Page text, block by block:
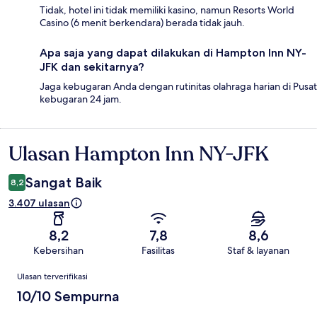
Tidak, hotel ini tidak memiliki kasino, namun Resorts World
Casino (6 menit berkendara) berada tidak jauh.
Apa saja yang dapat dilakukan di Hampton Inn NY-
JFK dan sekitarnya?
Jaga kebugaran Anda dengan rutinitas olahraga harian di Pusat
kebugaran 24 jam.
Ulasan
Ulasan Hampton Inn NY-JFK
8,2 Sangat Baik
3.407 ulasan
8,2
Kebersihan
7,8
Fasilitas
8,6
Staf & layanan
Ulasan
Ulasan terverifikasi
10/10 Sempurna